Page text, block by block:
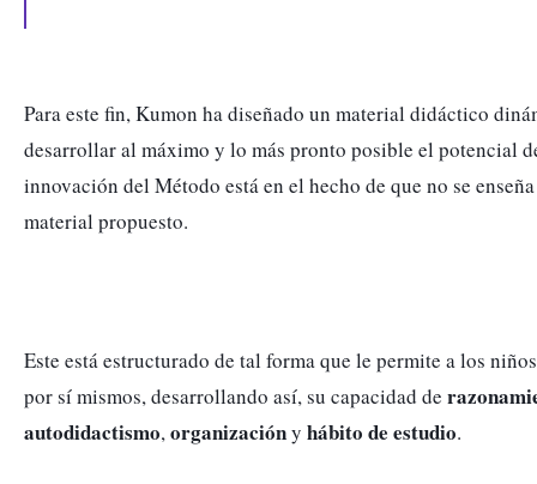
Para este fin, Kumon ha diseñado un material didáctico
desarrollar al máximo y lo más pronto posible el potencial
innovación del Método está en el hecho de que no se
material propuesto.
Este está estructurado de tal forma que le permite a los
por sí mismos, desarrollando así, su capacidad de
autodidactismo, organización y hábito de estudio.